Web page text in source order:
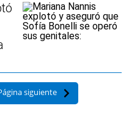
siguiente